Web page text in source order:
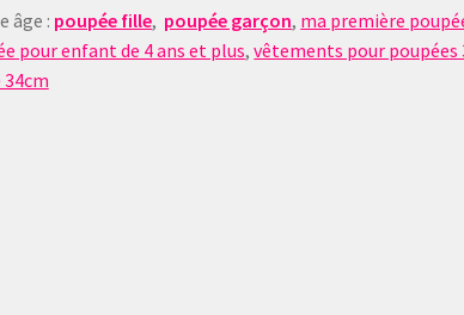
âge : poupée fille, poupée garçon, ma première
pour enfant de 4 ans et plus,vêtements pour poupées